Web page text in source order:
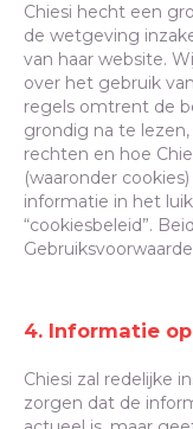
Chiesi hecht een
de wetgeving
van haar website.
over het gebruik
regels omtrent de
grondig na te
rechten en hoe
(waaronder
informatie in het luik
“cookiesbeleid”.
4. Informatie
Chiesi zal redelijke
zorgen dat de